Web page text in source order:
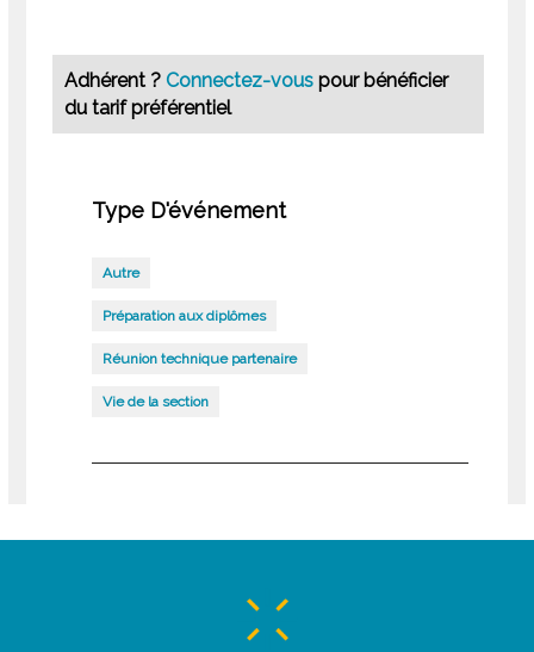
Adhérent ?Connectez-vouspour bénéficier
du tarif préférentiel
Type D'événement
Autre
Préparation aux diplômes
Réunion technique partenaire
Vie de la section